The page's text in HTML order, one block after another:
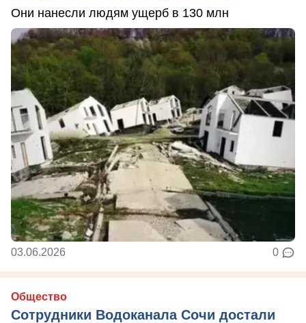
Они нанесли людям ущерб в 130 млн
03.06.2026 0
Общество
Сотрудники Водоканала Сочи достали